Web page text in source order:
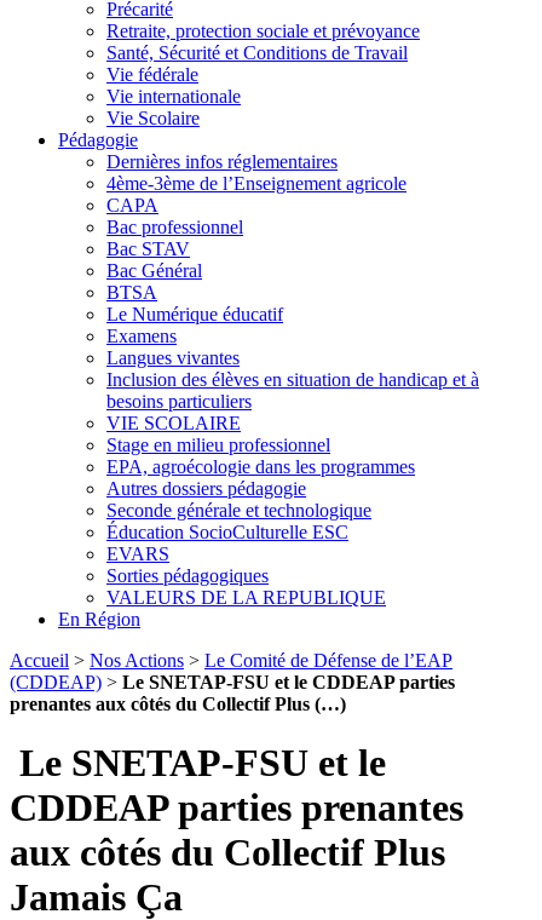
Précarité
Retraite, protection sociale et prévoyance
Santé, Sécurité et Conditions de Travail
Vie fédérale
Vie internationale
Vie Scolaire
Pédagogie
Dernières infos réglementaires
4ème-3ème de l’Enseignement agricole
CAPA
Bac professionnel
Bac STAV
Bac Général
BTSA
Le Numérique éducatif
Examens
Langues vivantes
Inclusion des élèves en situation de handicap et à
besoins particuliers
VIE SCOLAIRE
Stage en milieu professionnel
EPA, agroécologie dans les programmes
Autres dossiers pédagogie
Seconde générale et technologique
Éducation SocioCulturelle ESC
EVARS
Sorties pédagogiques
VALEURS DE LA REPUBLIQUE
En Région
Accueil > Nos Actions > Le Comité de Défense de l’EAP
(CDDEAP) > Le SNETAP-FSU et le CDDEAP parties
prenantes aux côtés du Collectif Plus (…)
Le SNETAP-FSU et le
CDDEAP parties prenantes
aux côtés du Collectif Plus
Jamais Ça